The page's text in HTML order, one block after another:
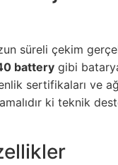
süreli çekim
battery gibi
sertifikaları ve
ki teknik